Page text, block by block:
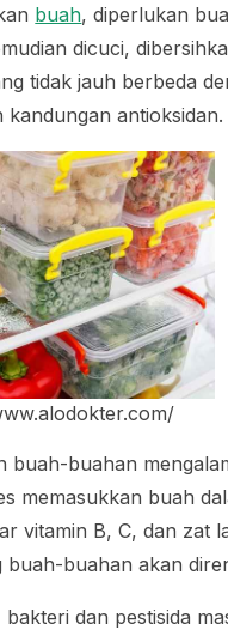
buah, diperlukan
dicuci,
tidak jauh berbeda
kandungan antioksidan.
buah-buahan
memasukkan buah
vitamin B, C, dan zat
buah-buahan akan
bakteri dan pestisida